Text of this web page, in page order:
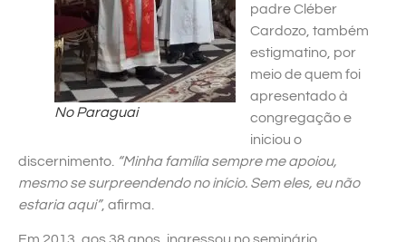
No Paraguai
padre Cléber
Cardozo, também
estigmatino, por
meio de quem foi
apresentado à
congregação e
iniciou o
discernimento. “Minha família sempre me apoiou,
mesmo se surpreendendo no início. Sem eles, eu não
estaria aqui”, afirma.